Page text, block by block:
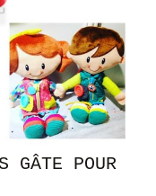
GÂTE POUR